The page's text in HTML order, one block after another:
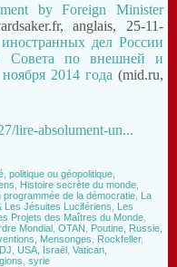
by Foreign Minister
anglais, 25-11-
дел России
Совета по внешней и
2014 года (mid.ru,
lire-absolument-un...
politique ou géopolitique,
Histoire secrète du monde
programmée de la démocratie La
Les Jésuites Lucifériens
Les
Projets des Maîtres du Monde
Mondial OTAN
Poutine, Russie,
Mensonges Rockfeller,
USA, Israël Vatican,
syrie